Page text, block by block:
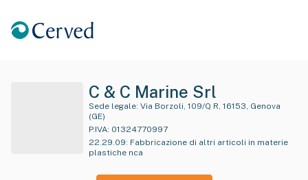
C & C Marine Srl
Sede legale:
(GE)
P.IVA: 01324770997
22.29.09: Fabbricazione di altri articoli in materie
plastiche nca